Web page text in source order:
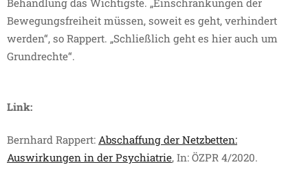
Behandlung das Wichtigste. „Einschränkungen der
Bewegungsfreiheit müssen, soweit es geht, verhindert
werden“, so Rappert. „Schließlich geht es hier auch um
Grundrechte“.
Link:
Bernhard Rappert: Abschaffung der Netzbetten:
Auswirkungen in der Psychiatrie, In: ÖZPR 4/2020.